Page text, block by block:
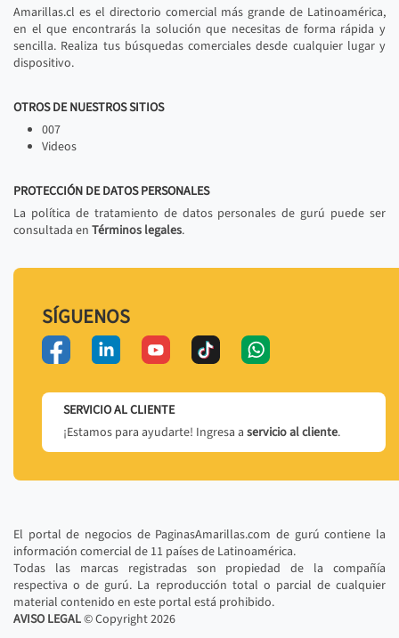
Amarillas.cl es el directorio comercial más grande de Latinoamérica,
en el que encontrarás la solución que necesitas de forma rápida y
sencilla. Realiza tus búsquedas comerciales desde cualquier lugar y
dispositivo.
OTROS DE NUESTROS SITIOS
007
Videos
PROTECCIÓN DE DATOS PERSONALES
La política de tratamiento de datos personales de gurú puede ser
consultada en Términos legales.
SÍGUENOS
SERVICIO AL CLIENTE
¡Estamos para ayudarte! Ingresa a servicio al cliente.
El portal de negocios de PaginasAmarillas.com de gurú contiene la
información comercial de 11 países de Latinoamérica.
Todas las marcas registradas son propiedad de la compañía
respectiva o de gurú. La reproducción total o parcial de cualquier
material contenido en este portal está prohibido.
AVISO LEGAL© Copyright2026